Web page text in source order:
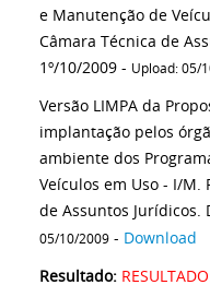
e Manutenção de
Câmara Técnica de
1º/10/2009 - Upload: 05/
Versão LIMPA da
implantação pelos
ambiente dos
Veículos em Uso - I/M.
de Assuntos Jurídicos.
05/10/2009 - Download
Resultado: